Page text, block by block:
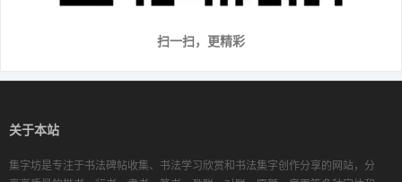
扫一扫，更精彩
关于本站
集字坊是专注于书法碑帖收集、书法学习欣赏和书法集字创作分享的网站，分